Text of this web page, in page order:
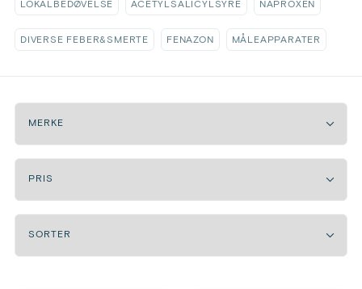
LOKALBEDØVELSE ACETYLSALICYLSYRE NAPROXEN
DIVERSE FEBER&SMERTE FENAZON MÅLEAPPARATER